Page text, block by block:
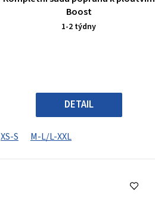
ů
Boost
1-2 týdny
DETAIL
XS-S M-L/L-XXL